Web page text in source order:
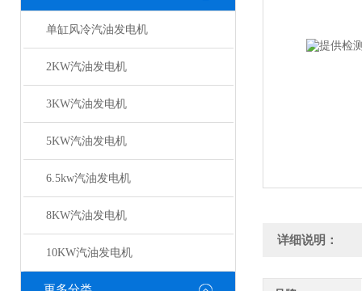
单缸风冷汽油发电机
2KW汽油发电机
3KW汽油发电机
5KW汽油发电机
6.5kw汽油发电机
8KW汽油发电机
10KW汽油发电机
详细说明：